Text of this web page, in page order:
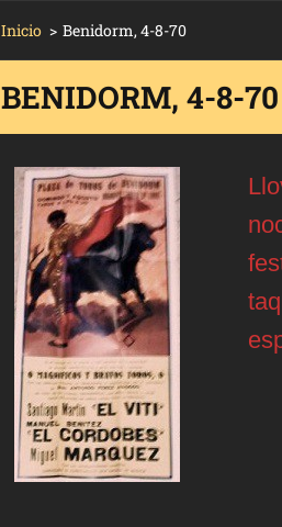
Inicio > Benidorm, 4-8-70
BENIDORM, 4-8-70